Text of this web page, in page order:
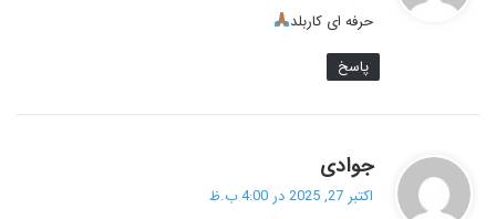
حرفه ای کاربلد
پاسخ
جوادی
ف
اکتبر 27, 2025 در 4:00 ب.ظ